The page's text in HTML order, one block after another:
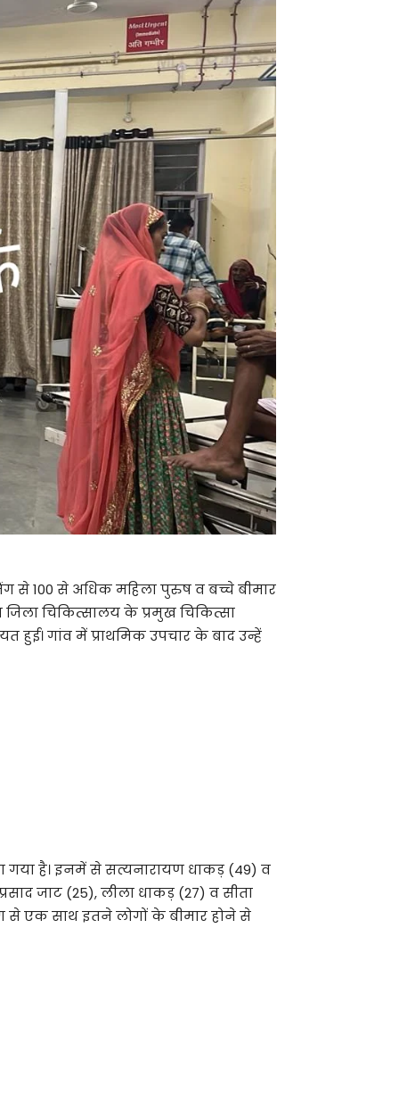
से 100 से अधिक महिला पुरुष व बच्चे बीमार
चिकित्सालय के प्रमुख चिकित्सा
हुई। गांव में प्राथमिक उपचार के बाद उन्हें
गया है। इनमें से सत्यनारायण धाकड़ (49) व
जाट (25), लीला धाकड़ (27) व सीता
से एक साथ इतने लोगों के बीमार होने से